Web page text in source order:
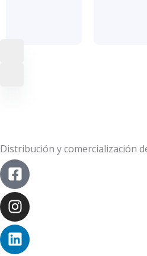
Distribución y comercialización
Facebook-
square
Instagram
Linkedin